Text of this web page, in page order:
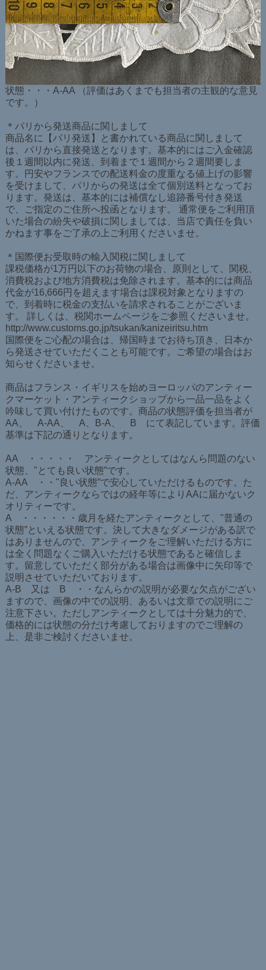
状態・・・A-AA （評価はあくまでも担当者の主観的な意見
です。）
＊パリから発送商品に関しまして
商品名に【パリ発送】と書かれている商品に関しまして
は、パリから直接発送となります。基本的にはご入金確認
後１週間以内に発送、到着まで１週間から２週間要しま
す。円安やフランスでの配送料金の度重なる値上げの影響
を受けまして、パリからの発送は全て個別送料となってお
ります。発送は、基本的には補償なし追跡番号付き発送
で、ご指定のご住所へ投函となります。 通常便をご利用頂
いた場合の紛失や破損に関しましては、当店で責任を負い
かねます事をご了承の上ご利用くださいませ。
＊国際便お受取時の輸入関税に関しまして
課税価格が1万円以下のお荷物の場合、原則として、関税、
消費税および地方消費税は免除されます。基本的には商品
代金が16,666円を超えます場合は課税対象となりますの
で、到着時に税金の支払いを請求されることがございま
す。 詳しくは、税関ホームページをご参照くださいませ。
http://www.customs.go.jp/tsukan/kanizeiritsu.htm
国際便をご心配の場合は、帰国時までお待ち頂き、日本か
ら発送させていただくことも可能です。ご希望の場合はお
知らせくださいませ。
商品はフランス・イギリスを始めヨーロッパのアンティー
クマーケット・アンティークショップから一品一品をよく
吟味して買い付けたものです。商品の状態評価を担当者が
AA、 A-AA、 A、B-A、 B にて表記しています。評価
基準は下記の通りとなります。
AA ・・・・・ アンティークとしてはなんら問題のない
状態、"とても良い状態”です。
A-AA ・・"良い状態”で安心していただけるものです。た
だ、アンティークならではの経年等によりAAに届かないク
オリティーです。
A ・・・・・・歳月を経たアンティークとして、"普通の
状態”といえる状態です。決して大きなダメージがある訳で
はありませんので、アンティークをご理解いただける方に
は全く問題なくご購入いただける状態であると確信しま
す。留意していただく部分がある場合は画像中に矢印等で
説明させていただいております。
A-B 又は B ・・なんらかの説明が必要な欠点がござい
ますので、画像の中での説明、あるいは文章での説明にご
注意下さい。ただしアンティークとしては十分魅力的で、
価格的には状態の分だけ考慮しておりますのでご理解の
上、是非ご検討くださいませ。